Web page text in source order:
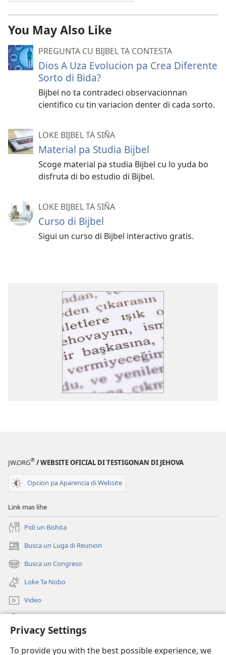
Privacy Settings
To provide you with the best possible experience, we
You May Also Like
PREGUNTA CU BIJBEL TA CONTESTA
Dios A Uza Evolucion pa Crea Diferente
Sorto di Bida?
Bijbel no ta contradeci observacionnan
cientifico cu tin variacion denter di cada sorto.
LOKE BIJBEL TA SIÑA
Material pa Studia Bijbel
Scoge material pa studia Bijbel cu lo yuda bo
disfruta di bo estudio di Bijbel.
LOKE BIJBEL TA SIÑA
Curso di Bijbel
Sigui un curso di Bijbel interactivo gratis.
JW.ORG® / WEBSITE OFICIAL DI TESTIGONAN DI JEHOVA
Opcion pa Aparencia di Website
Link mas lihe
Pidi un Bishita
Busca un Luga di Reunion
(opens
new
window)
Busca un Congreso
(opens
new
window)
Loke Ta Nobo
Video
(opens